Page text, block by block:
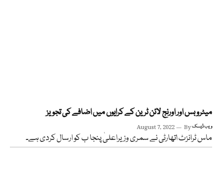
میٹرو بس اور اورنج لائن ٹرین کے کرایوں میں اضافے کی تجویز
August 7, 2022 Byویب ڈیسک
ماس ٹرانزٹ اتھارٹی نے سمری وزیراعلیٰ پنجا ب کو ارسال کردی ہے۔